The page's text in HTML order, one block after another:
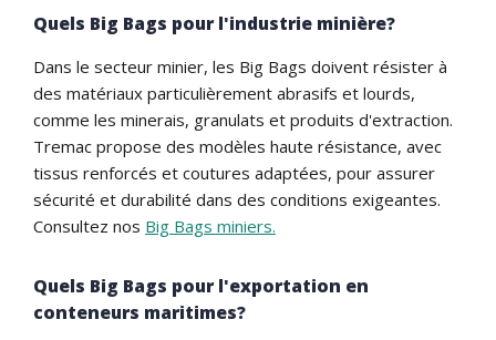
Quels Big Bags pour l'industrie minière?
Dans le secteur minier, les Big Bags doivent résister à
des matériaux particulièrement abrasifs et lourds,
comme les minerais, granulats et produits d'extraction.
Tremac propose des modèles haute résistance, avec
tissus renforcés et coutures adaptées, pour assurer
sécurité et durabilité dans des conditions exigeantes.
Consultez nos Big Bags miniers.
Quels Big Bags pour l'exportation en
conteneurs maritimes?